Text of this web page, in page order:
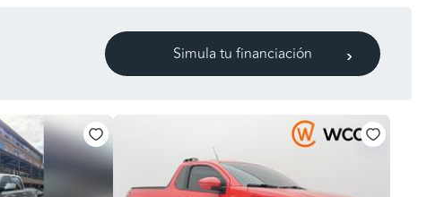
Simula tu financiación